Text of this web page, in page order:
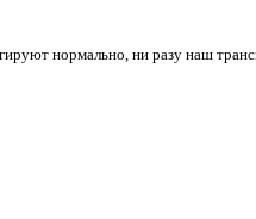
нормально, ни разу наш